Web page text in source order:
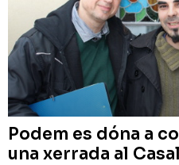
Podem es dóna a
una xerrada al